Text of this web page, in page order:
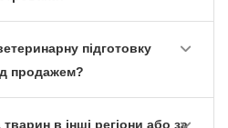
підготовку
продажем?
в інші регіони або за